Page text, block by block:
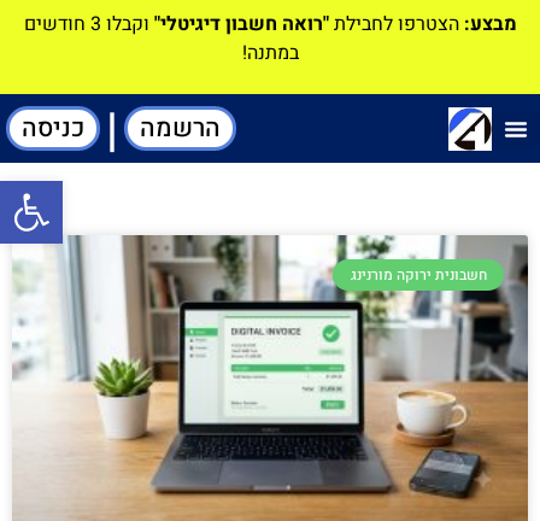
מבצע: הצטרפו לחבילת"רואה חשבון דיגיטלי"
וקבלו 3 חודשים
במתנה!
הרשמה | כניסה
חשבונית ירוקה מורנינג
פתח